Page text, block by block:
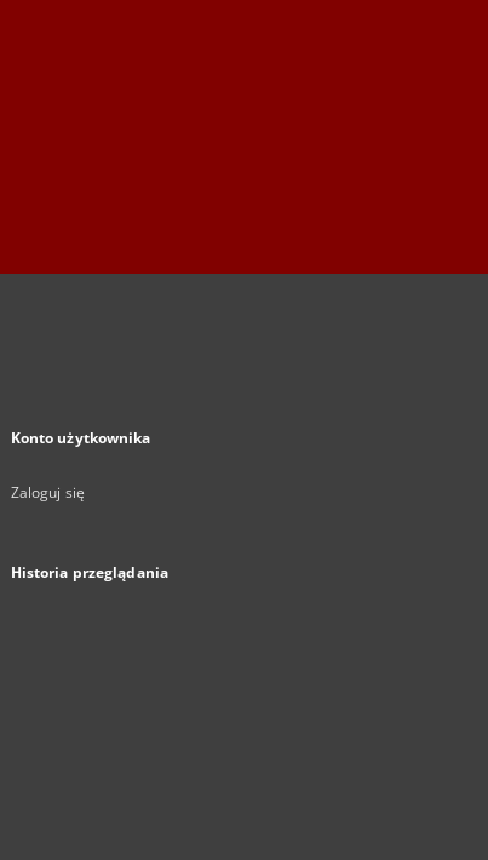
Konto użytkownika
Zaloguj się
Historia przeglądania